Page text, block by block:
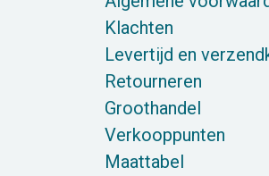
Klachten
Levertijd en
Retourneren
Groothandel
Verkooppunten
Maattabel